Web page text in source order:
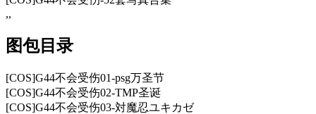
,,
图包目录
[COS]G44不会受伤01-psg万圣节
[COS]G44不会受伤02-TMP圣诞
[COS]G44不会受伤03-対魔忍ユキカゼ